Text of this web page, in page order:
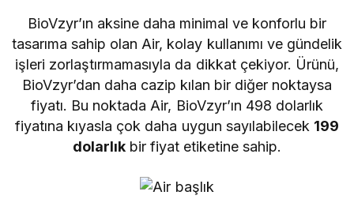
BioVzyr’ın aksine daha minimal ve konforlu bir
tasarıma sahip olan Air, kolay kullanımı ve gündelik
işleri zorlaştırmamasıyla da dikkat çekiyor. Ürünü,
BioVzyr’dan daha cazip kılan bir diğer noktaysa
fiyatı. Bu noktada Air, BioVzyr’ın 498 dolarlık
fiyatına kıyasla çok daha uygun sayılabilecek 199
dolarlıkbir fiyat etiketine sahip.